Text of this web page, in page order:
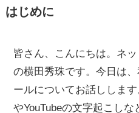
はじめに
皆さん、こんにちは。ネ
の横田秀珠です。今日は
ールについてお話ししま
やYouTubeの文字起こしな